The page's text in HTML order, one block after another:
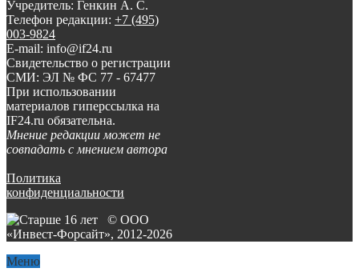
Учредитель: Генкин А. С.
Телефон редакции: +7 (495)
003-9824
E-mail: info@if24.ru
Свидетельство о регистрации
СМИ: ЭЛ № ФС 77 - 67477
При использовании
материалов гиперссылка на
IF24.ru обязательна.
Мнение редакции может не
совпадать с мнением автора
Политика
конфиденциальности
© ООО
«Инвест-Форсайт», 2012-2026
Меню